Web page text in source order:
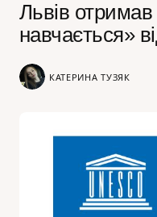
Львів
навчається»
КАТЕРИНА ТУЗЯК